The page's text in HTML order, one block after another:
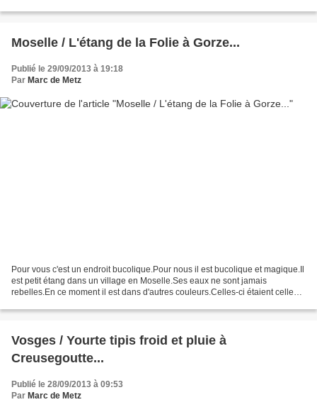
Moselle / L'étang de la Folie à Gorze...
Publié le 29/09/2013 à 19:18
Par Marc de Metz
Pour vous c'est un endroit bucolique.Pour nous il est bucolique et magique.Il
est petit étang dans un village en Moselle.Ses eaux ne sont jamais
rebelles.En ce moment il est dans d'autres couleurs.Celles-ci étaient celles
Vosges / Yourte tipis froid et pluie à
Creusegoutte...
Publié le 28/09/2013 à 09:53
Par Marc de Metz